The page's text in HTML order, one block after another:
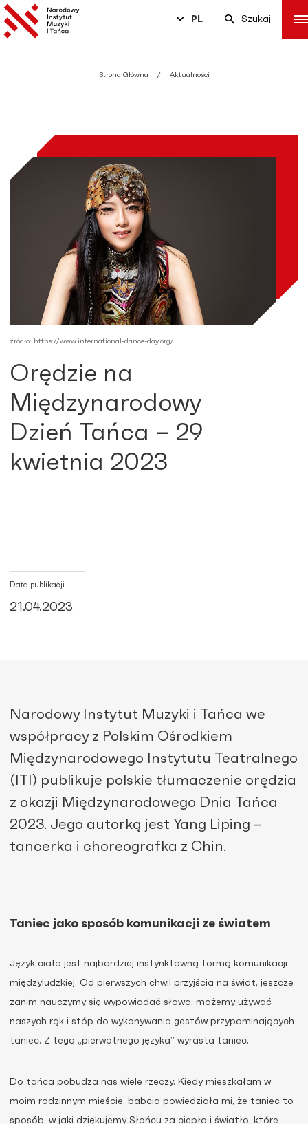
PL Szukaj
Strona Główna Aktualności
Orędzie na
Międzynarodowy
Dzień Tańca – 29
kwietnia 2023
źródło: https://www.international-dance-day.org/
Data publikacji
21.04.2023
Narodowy Instytut Muzyki i Tańca we
współpracy z Polskim Ośrodkiem
Międzynarodowego Instytutu Teatralnego
(ITI) publikuje polskie tłumaczenie orędzia
z okazji Międzynarodowego Dnia Tańca
2023. Jego autorką jest Yang Liping –
tancerka i choreografka z Chin.
Taniec jako sposób komunikacji ze światem
Język ciała jest najbardziej instynktowną formą komunikacji
międzyludzkiej. Od pierwszych chwil przyjścia na świat, jeszcze
zanim nauczymy się wypowiadać słowa, możemy używać
naszych rąk i stóp do wykonywania gestów przypominających
taniec. Z tego „pierwotnego języka” wyrasta taniec.
Do tańca pobudza nas wiele rzeczy. Kiedy mieszkałam w
moim rodzinnym mieście, babcia powiedziała mi, że taniec to
sposób, w jaki dziękujemy Słońcu za ciepło i światło, które